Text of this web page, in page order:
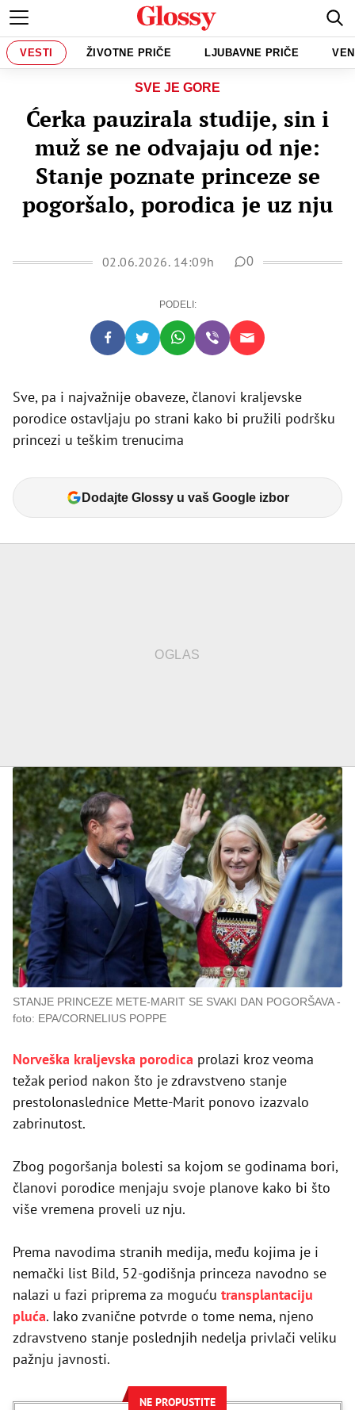
VESTI ŽIVOTNE PRIČE LJUBAVNE PRIČE
SVE JE GORE
Ćerka pauzirala studije, sin i
muž se ne odvajaju od nje:
Stanje poznate princeze se
pogoršalo, porodica je uz nju
02.06.2026. 14:09h 0
PODELI:
Sve, pa i najvažnije obaveze, članovi kraljevske
porodice ostavljaju po strani kako bi pružili podršku
princezi u teškim trenucima
Dodajte Glossy u vaš Google izbor
STANJE PRINCEZE METE-MARIT SE SVAKI DAN POGORŠAVA
foto: EPA/CORNELIUS POPPE
Norveška kraljevska porodica prolazi kroz veoma
težak period nakon što je zdravstveno stanje
prestolonaslednice Mette-Marit ponovo izazvalo
zabrinutost.
Zbog pogoršanja bolesti sa kojom se godinama bori,
članovi porodice menjaju svoje planove kako bi što
više vremena proveli uz nju.
Prema navodima stranih medija, među kojima je i
nemački list Bild, 52-godišnja princeza navodno se
nalazi u fazi priprema za moguću transplantaciju
pluća. Iako zvanične potvrde o tome nema, njeno
zdravstveno stanje poslednjih nedelja privlači veliku
pažnju javnosti.
NE PROPUSTITE